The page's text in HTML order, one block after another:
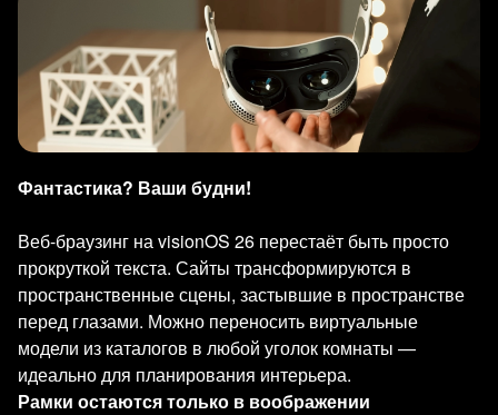
Фантастика? Ваши будни!
Веб-браузинг на visionOS 26 перестаёт быть просто
прокруткой текста. Сайты трансформируются в
пространственные сцены, застывшие в пространстве
перед глазами. Можно переносить виртуальные
модели из каталогов в любой уголок комнаты —
идеально для планирования интерьера.
Рамки остаются только в воображении